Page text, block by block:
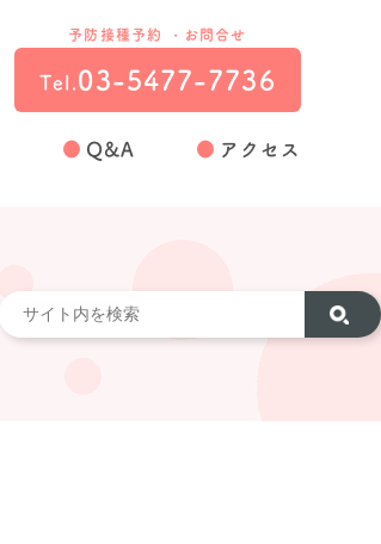
予防接種予約 ・お問合せ
Tel. 03-5477-7736
Q&A アクセス